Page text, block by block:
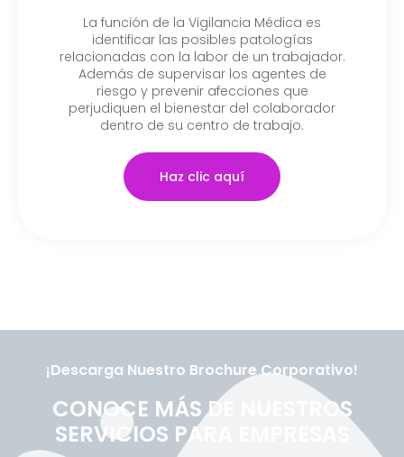
La función de la Vigilancia Médica es
identificar las posibles patologías
relacionadas con la labor de un trabajador.
Además de supervisar los agentes de
riesgo y prevenir afecciones que
perjudiquen el bienestar del colaborador
dentro de su centro de trabajo.
Haz clic aquí
¡Descarga Nuestro Brochure Corporativo!
CONOCE MÁS DE NUESTROS
SERVICIOS PARA EMPRESAS